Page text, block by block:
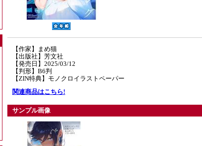
【作家】まめ猫
【出版社】芳文社
【発売日】2025/03/12
【判形】B6判
【ZIN特典】モノクロイラストペーパー
関連商品はこちら!
サンプル画像